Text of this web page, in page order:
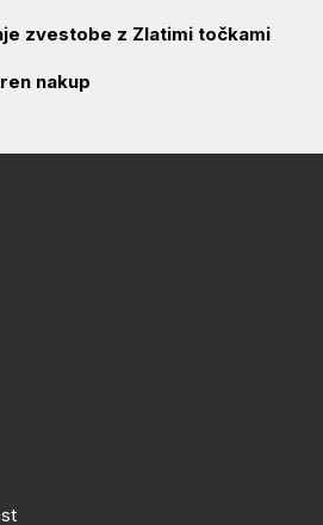
zvestobe z Zlatimi točkami
nakup